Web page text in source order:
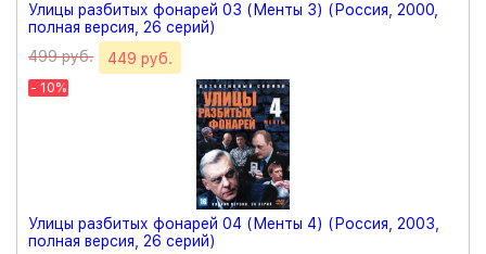
Улицы разбитых фонарей 03 (Менты 3) (Россия, 2000,
полная версия, 26 серий)
499 руб.
449 руб.
- 10%
Улицы разбитых фонарей 04 (Менты 4) (Россия, 2003,
полная версия, 26 серий)